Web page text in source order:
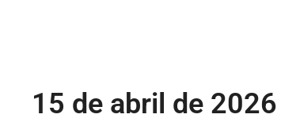
15 de abril de